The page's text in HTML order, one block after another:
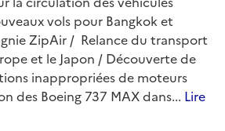
années à venir. Par ailleurs, dans
de sa population, le
prend des mesures pou...Lire
developpementdurable
Japon